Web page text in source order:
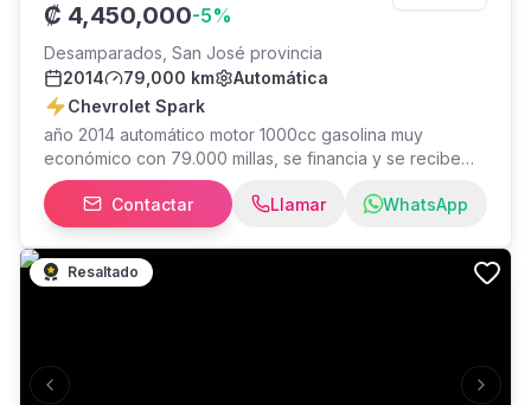
₡ 4,450,000-5%
Desamparados, San José provincia
2014
79,000 km
Automática
Chevrolet Spark
año 2014 automático motor 1000cc gasolina muy
económico con 79.000 millas, se financia y se recibe
auto
Contactar
Llamar WhatsApp
Previous slide Next
Resaltado